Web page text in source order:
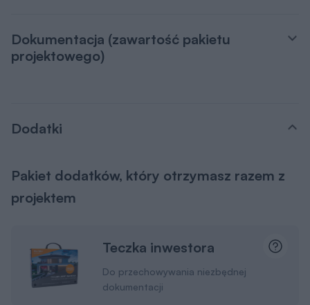
Dokumentacja (zawartość pakietu
projektowego)
Dodatki
Pakiet dodatków, który otrzymasz razem z
projektem
Teczka inwestora
Do przechowywania niezbędnej
dokumentacji